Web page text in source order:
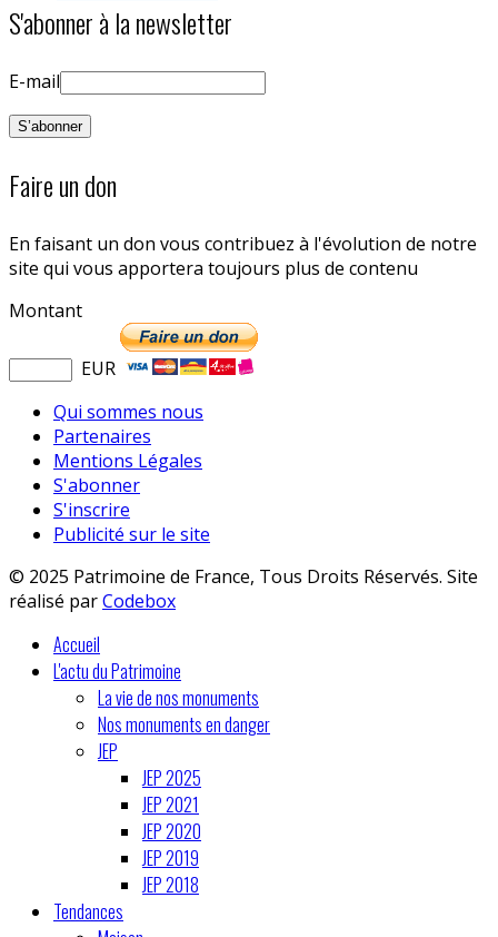
S'abonner à la newsletter
E-mail
Faire un don
En faisant un don vous contribuez à l'évolution de notre
site qui vous apportera toujours plus de contenu
Montant
EUR
Qui sommes nous
Partenaires
Mentions Légales
S'abonner
S'inscrire
Publicité sur le site
© 2025 Patrimoine de France, Tous Droits Réservés. Site
réalisé parCodebox
Accueil
L'actu du Patrimoine
La vie de nos monuments
Nos monuments en danger
JEP
JEP 2025
JEP 2021
JEP 2020
JEP 2019
JEP 2018
Tendances